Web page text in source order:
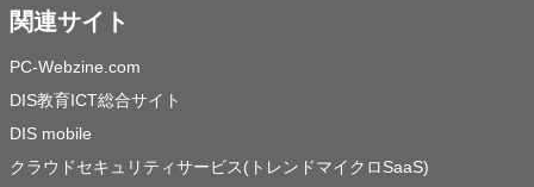
関連サイト
PC-Webzine.com
DIS教育ICT総合サイト
DIS mobile
クラウドセキュリティサービス(トレンドマイクロSaaS)